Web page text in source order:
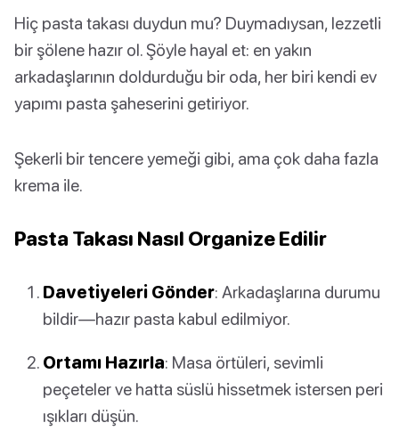
Hiç pasta takası duydun mu? Duymadıysan, lezzetli
bir şölene hazır ol. Şöyle hayal et: en yakın
arkadaşlarının doldurduğu bir oda, her biri kendi ev
yapımı pasta şaheserini getiriyor.
Şekerli bir tencere yemeği gibi, ama çok daha fazla
krema ile.
Pasta Takası Nasıl Organize Edilir
Davetiyeleri Gönder: Arkadaşlarına durumu
bildir—hazır pasta kabul edilmiyor.
Ortamı Hazırla: Masa örtüleri, sevimli
peçeteler ve hatta süslü hissetmek istersen peri
ışıkları düşün.